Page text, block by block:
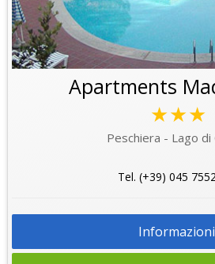
Apartments
★★★
Peschiera - Lago di
Tel. (+39) 045
Informazioni